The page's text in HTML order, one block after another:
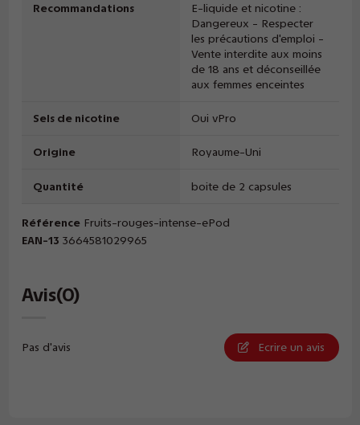
Recommandations
E-liquide et nicotine :
Dangereux - Respecter
les précautions d'emploi -
Vente interdite aux moins
de 18 ans et déconseillée
aux femmes enceintes
Sels de nicotine Oui vPro
Origine Royaume-Uni
Quantité boite de 2 capsules
Référence Fruits-rouges-intense-ePod
EAN-13 3664581029965
Avis(0)
Pas d'avis Ecrire un avis